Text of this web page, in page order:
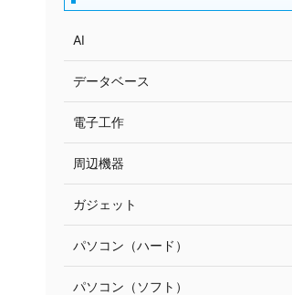
AI
データベース
電子工作
周辺機器
ガジェット
パソコン（ハード）
パソコン（ソフト）